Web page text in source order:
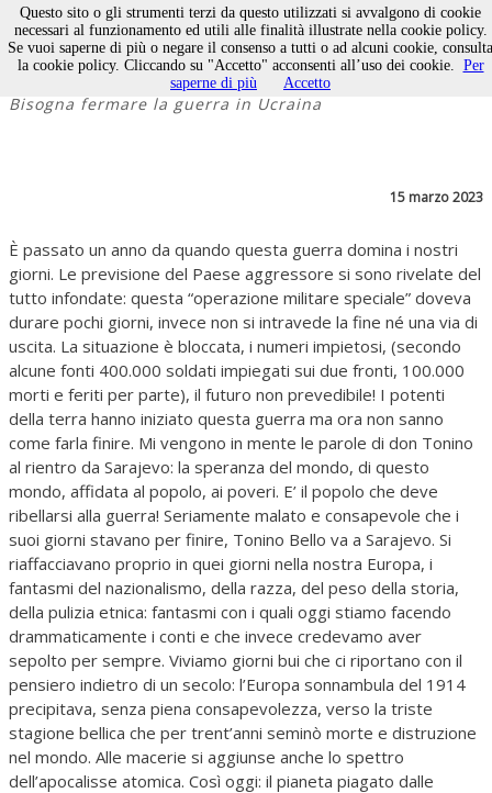
O si cambia o si muore
Bisogna fermare la guerra in Ucraina
15 marzo 2023
È passato un anno da quando questa guerra domina i nostri
giorni. Le previsione del Paese aggressore si sono rivelate del
tutto infondate: questa “operazione militare speciale” doveva
durare pochi giorni, invece non si intravede la fine né una via di
uscita. La situazione è bloccata, i numeri impietosi, (secondo
alcune fonti 400.000 soldati impiegati sui due fronti, 100.000
morti e feriti per parte), il futuro non prevedibile! I potenti
della terra hanno iniziato questa guerra ma ora non sanno
come farla finire. Mi vengono in mente le parole di don Tonino
al rientro da Sarajevo: la speranza del mondo, di questo
mondo, affidata al popolo, ai poveri. E’ il popolo che deve
ribellarsi alla guerra! Seriamente malato e consapevole che i
suoi giorni stavano per finire, Tonino Bello va a Sarajevo. Si
riaffacciavano proprio in quei giorni nella nostra Europa, i
fantasmi del nazionalismo, della razza, del peso della storia,
della pulizia etnica: fantasmi con i quali oggi stiamo facendo
drammaticamente i conti e che invece credevamo aver
sepolto per sempre. Viviamo giorni bui che ci riportano con il
pensiero indietro di un secolo: l’Europa sonnambula del 1914
precipitava, senza piena consapevolezza, verso la triste
stagione bellica che per trent’anni seminò morte e distruzione
nel mondo. Alle macerie si aggiunse anche lo spettro
dell’apocalisse atomica. Così oggi: il pianeta piagato dalle
Questo sito o gli strumenti terzi da questo utilizzati si avvalgono di cookie
necessari al funzionamento ed utili alle finalità illustrate nella cookie policy.
Se vuoi saperne di più o negare il consenso a tutti o ad alcuni cookie, consulta
la cookie policy. Cliccando su "Accetto" acconsenti all’uso dei cookie. Per
saperne di più
Accetto